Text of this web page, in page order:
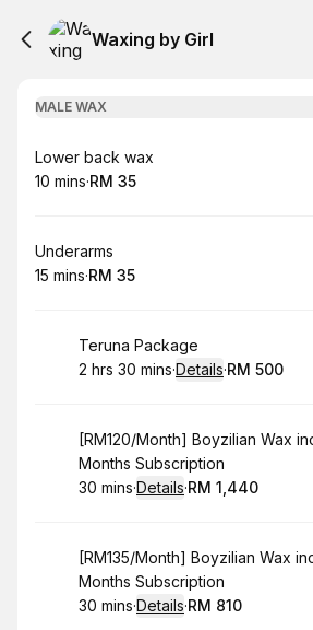
Waxing by Girl
MALE WAX
Book
Lower back wax
.Duration :
10 mins·
.Price
RM 35
Book
Underarms
.Duration :
15 mins·
.Price
RM 35
Book
Teruna Package
. Duration:
2 hrs 30 mins·Details·
.Price:
RM 500
Book
[RM120/Month] Boyzilian Wax
Months Subscription
.Duration:
30 mins·Details·
.Price:
RM 1,440
Book
[RM135/Month] Boyzilian Wax
Months Subscription
.Duration:
30 mins·Details·
.Price:
RM 810